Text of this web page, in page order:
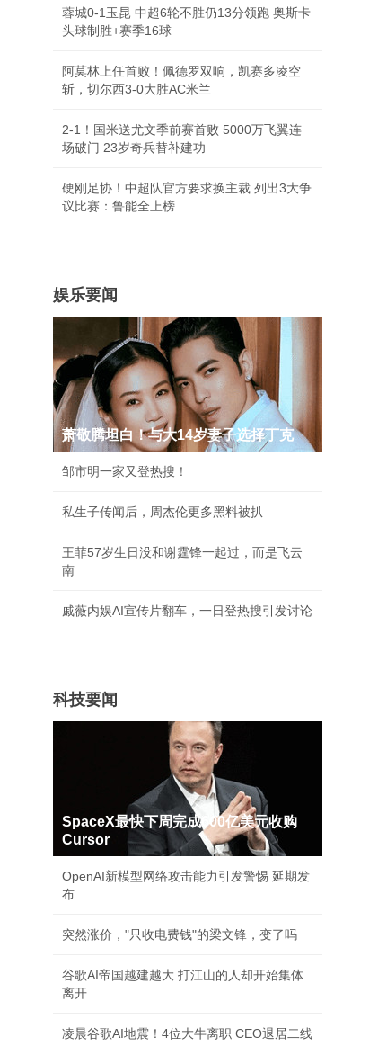
蓉城0-1玉昆 中超6轮不胜仍13分领跑 奥斯卡
头球制胜+赛季16球
阿莫林上任首败！佩德罗双响，凯赛多凌空
斩，切尔西3-0大胜AC米兰
2-1！国米送尤文季前赛首败 5000万飞翼连
场破门 23岁奇兵替补建功
硬刚足协！中超队官方要求换主裁 列出3大争
议比赛：鲁能全上榜
娱乐要闻
萧敬腾坦白！与大14岁妻子选择丁克
邹市明一家又登热搜！
私生子传闻后，周杰伦更多黑料被扒
王菲57岁生日没和谢霆锋一起过，而是飞云
南
戚薇内娱AI宣传片翻车，一日登热搜引发讨论
科技要闻
SpaceX最快下周完成600亿美元收购
Cursor
OpenAI新模型网络攻击能力引发警惕 延期发
布
突然涨价，"只收电费钱"的梁文锋，变了吗
谷歌AI帝国越建越大 打江山的人却开始集体
离开
凌晨谷歌AI地震！4位大牛离职 CEO退居二线